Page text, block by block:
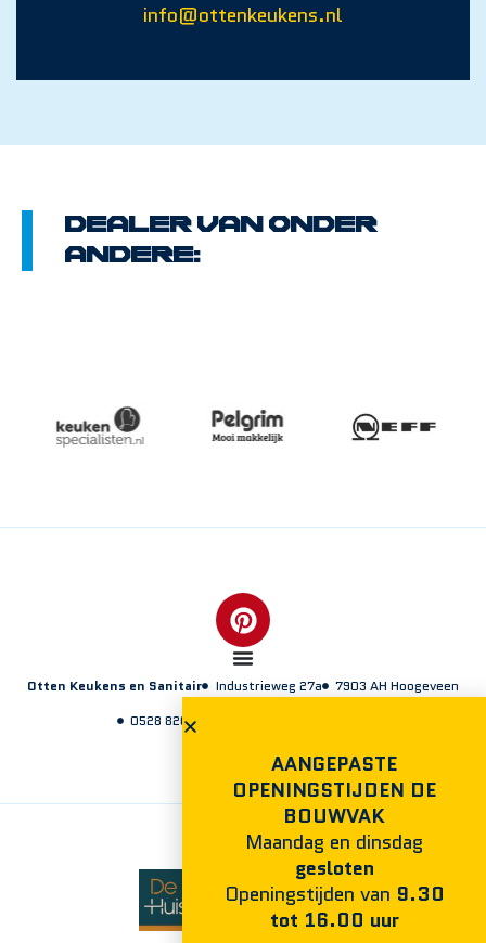
info@ottenkeukens.nl
Dealer van onder
andere:
Otten Keukens en Sanitair Industrieweg 27a
7903 AH Hoogeveen
0528 820 960
AANGEPASTE
OPENINGSTIJDEN DE
BOUWVAK
Maandag en dinsdag
gesloten
Openingstijden van 9.30
tot 16.00 uur